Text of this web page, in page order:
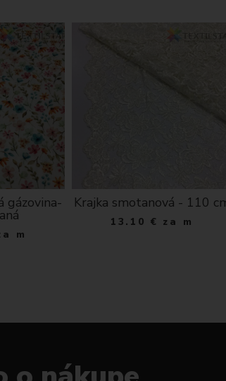
gázovina-
m
Krajka smotanová - 110
13.10 € za m